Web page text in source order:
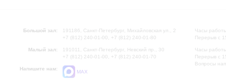
Большой зал:
191186, Санкт-Петербург, Михайловская ул., 2
+7 (812) 240-01-00, +7 (812) 240-01-80
Малый зал:
191011, Санкт-Петербург, Невский пр., 30
+7 (812) 240-01-00, +7 (812) 240-01-70
Напишите нам:
MAX
Часы
Перерыв с
Часы
Перерыв с
Вопросы